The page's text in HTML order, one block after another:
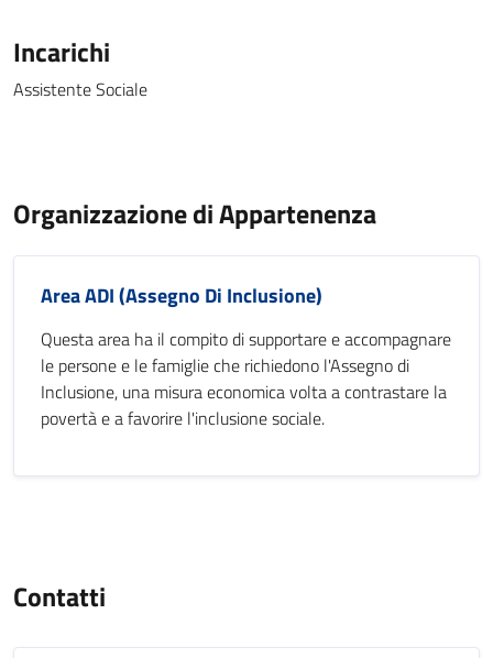
Incarichi
Assistente Sociale
Organizzazione di Appartenenza
Area ADI (Assegno Di Inclusione)
Questa area ha il compito di supportare e accompagnare
le persone e le famiglie che richiedono l'Assegno di
Inclusione, una misura economica volta a contrastare la
povertà e a favorire l'inclusione sociale.
Contatti